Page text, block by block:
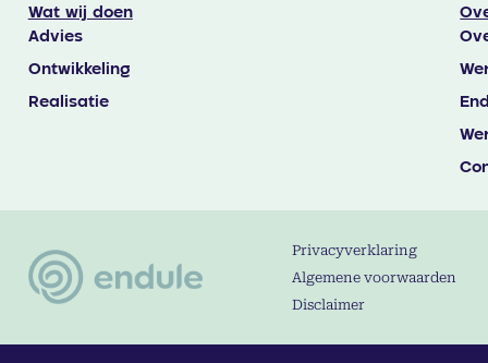
Wat wij doen
Advies
Ontwikkeling
Realisatie
Privacyverklaring
Algemene voorwaarden
Disclaimer